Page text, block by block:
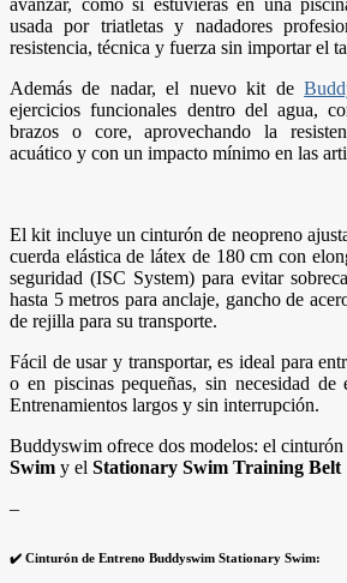
usada por triatletas y nadadores
resistencia, técnica y fuerza sin importar el
Además de nadar, el nuevo kit de
ejercicios funcionales dentro del agua,
brazos o core, aprovechando la
acuático y con un impacto mínimo en las
El kit incluye un cinturón de neopreno
cuerda elástica de látex de 180 cm con
seguridad (ISC System) para evitar
hasta 5 metros para anclaje, gancho de
de rejilla para su transporte.
Fácil de usar y transportar, es ideal para
o en piscinas pequeñas, sin necesidad de
Entrenamientos largos y sin interrupción.
Buddyswim ofrece dos modelos: el cinturón
Swim y el Stationary Swim Training Belt
–
✔️ Cinturón de Entreno Buddyswim Stationary Swim: